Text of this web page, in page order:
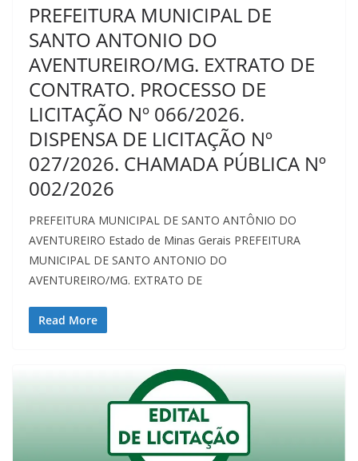
PREFEITURA MUNICIPAL DE
SANTO ANTONIO DO
AVENTUREIRO/MG. EXTRATO DE
CONTRATO. PROCESSO DE
LICITAÇÃO Nº 066/2026.
DISPENSA DE LICITAÇÃO Nº
027/2026. CHAMADA PÚBLICA Nº
002/2026
PREFEITURA MUNICIPAL DE SANTO ANTÔNIO DO
AVENTUREIRO Estado de Minas Gerais PREFEITURA
MUNICIPAL DE SANTO ANTONIO DO
AVENTUREIRO/MG. EXTRATO DE
Read More